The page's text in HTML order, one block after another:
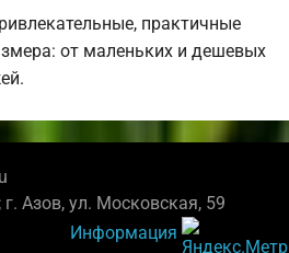
практичные
от маленьких и дешевых
Азов, ул. Московская, 59
Информация